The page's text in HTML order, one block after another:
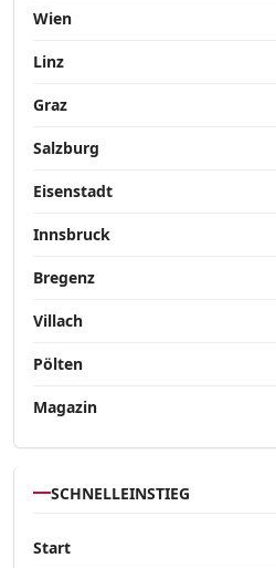
Wien
Linz
Graz
Salzburg
Eisenstadt
Innsbruck
Bregenz
Villach
Pölten
Magazin
SCHNELLEINSTIEG
Start